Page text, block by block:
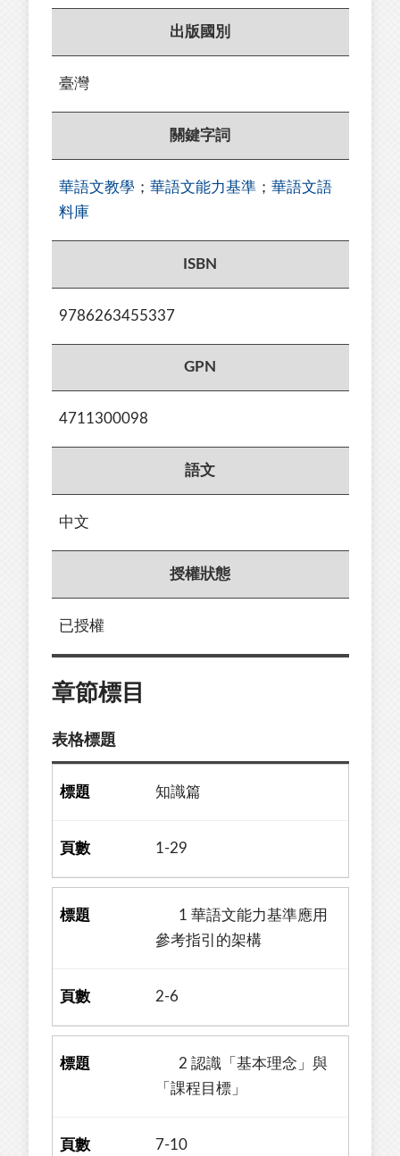
出版國別
臺灣
關鍵字詞
華語文教學 ； 華語文能力基準 ； 華語文語
料庫
ISBN
9786263455337
GPN
4711300098
語文
中文
授權狀態
已授權
章節標目
表格標題
知識篇
1-29
1 華語文能力基準應用
參考指引的架構
2-6
2 認識「基本理念」與
「課程目標」
7-10